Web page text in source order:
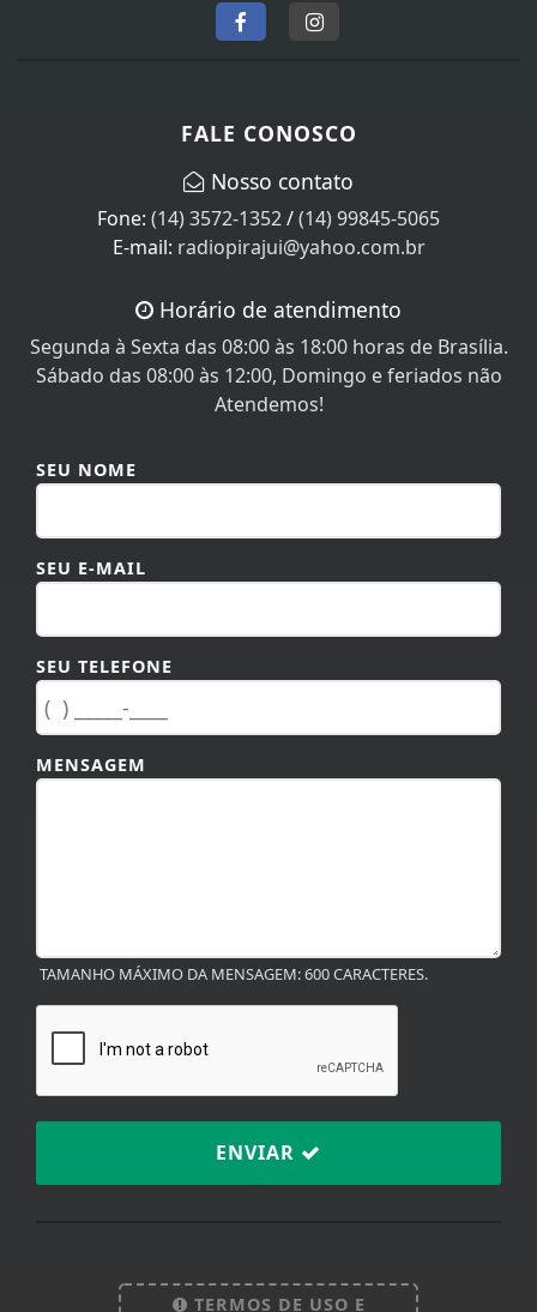
(14) 3572-1352/(14) 99845-5065
E-mail:radiopirajui@yahoo.com.br
Segunda à Sexta das 08:00 às 18:00 horas de Brasília.
Sábado das 08:00 às 12:00, Domingo e feriados não
Atendemos!
SEU E-MAIL
SEU TELEFONE
MENSAGEM
ENVIAR
TERMOS DE USO E
PRIVACIDADE
Termos de Uso e Privacidade